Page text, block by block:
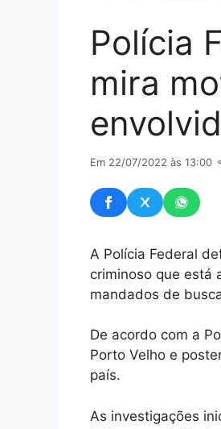
Polícia
mira
Em 22/07/2022 às 13:00
A Polícia Federal
criminoso que está
mandados de
De acordo com a
Porto Velho e
país.
As investigações